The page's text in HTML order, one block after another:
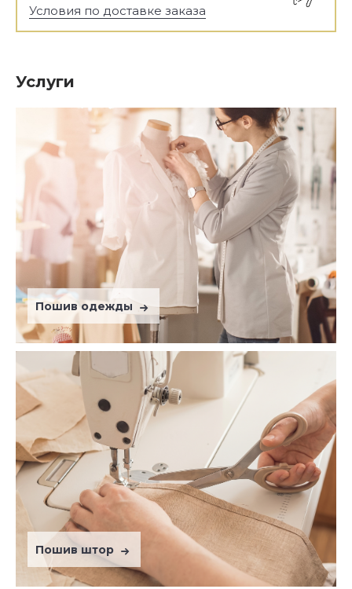
Условия по доставке заказа
Услуги
Пошив одежды
Пошив штор